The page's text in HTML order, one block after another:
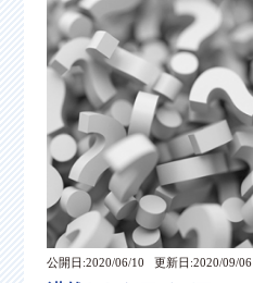
公開日:2020/06/10 更新日:2020/09/06